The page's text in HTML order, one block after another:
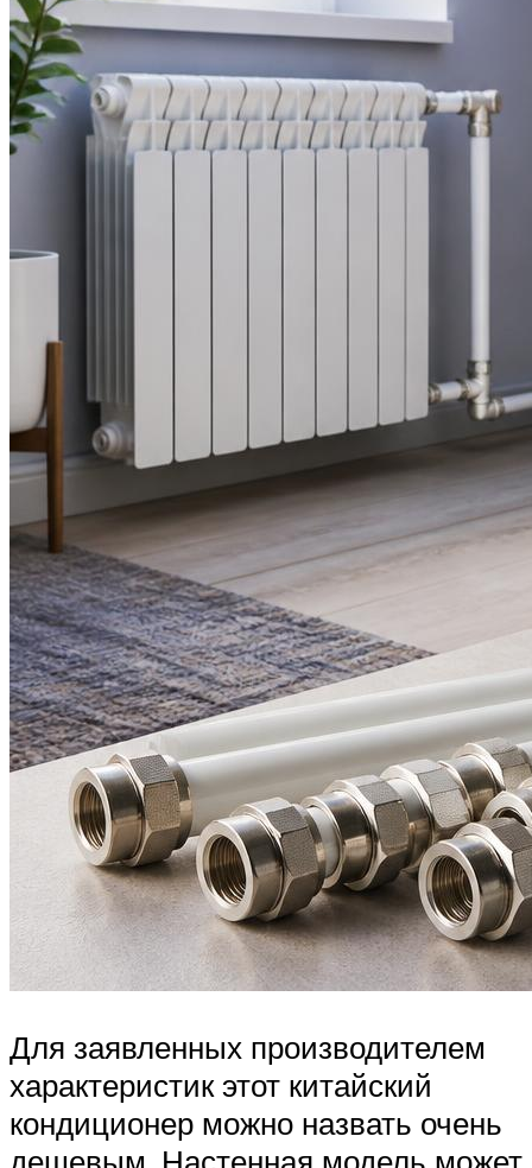
Для заявленных производителем
характеристик этот китайский
кондиционер можно назвать очень